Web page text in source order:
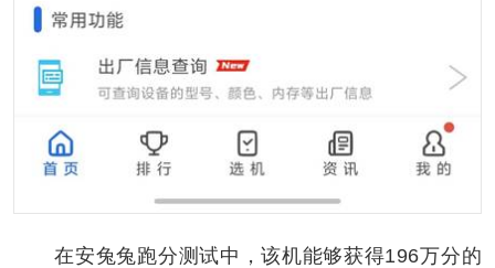
在安兔兔跑分测试中，该机能够获得196万分的